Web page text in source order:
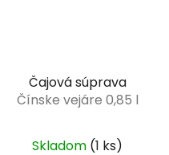
Čajová súprava
Čínske vejáre 0,85 l
Skladom (1 ks)